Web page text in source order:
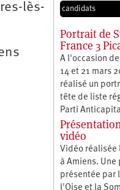
lès-
candidats
Portrait de
France 3
A l'occasion
14 et 21 mars
réalisé un
tête de liste
Parti
vidéo
Vidéo réalisée
à Amiens.
présentée par
l'Oise et la